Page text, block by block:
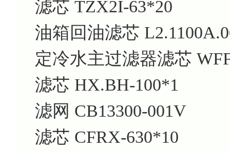
滤芯 TZX2I-63*20
油箱回油滤芯
定冷水主过滤器滤芯
滤芯 HX.BH-100*1
滤网 CB13300-001V
滤芯 CFRX-630*10